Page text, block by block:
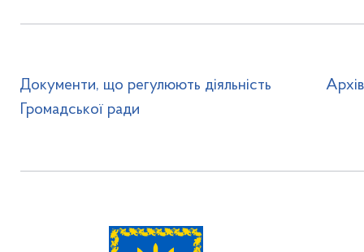
Документи, що регулюють діяльність
Громадської ради
Архів